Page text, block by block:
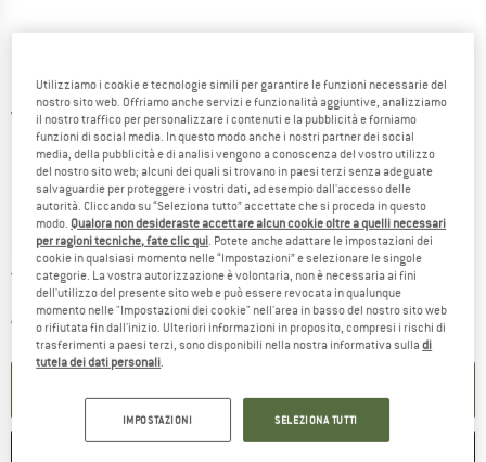
Viste dettagliate
Prezzo:
379,95€ incl. IVA
Nessuna spesa di spedizione(IT)Italia. Informazioni sui
Articolo purtroppo attualmente esauritoIl link si apre in una casella
Utilizziamo i cookie e tecnologie simili per garantire le funzioni necessarie del
nostro sito web. Offriamo anche servizi e funzionalità aggiuntive, analizziamo
il nostro traffico per personalizzare i contenuti e la pubblicità e forniamo
funzioni di social media. In questo modo anche i nostri partner dei social
media, della pubblicità e di analisi vengono a conoscenza del vostro utilizzo
del nostro sito web; alcuni dei quali si trovano in paesi terzi senza adeguate
salvaguardie per proteggere i vostri dati, ad esempio dall'accesso delle
autorità. Cliccando su “Seleziona tutto” accettate che si proceda in questo
modo. Qualora non desideraste accettare alcun cookie oltre a quelli necessari
per ragioni tecniche, fate clic qui . Potete anche adattare le impostazioni dei
cookie in qualsiasi momento nelle “Impostazioni” e selezionare le singole
categorie. La vostra autorizzazione è volontaria, non è necessaria ai fini
dell'utilizzo del presente sito web e può essere revocata in qualunque
momento nelle "Impostazioni dei cookie" nell'area in basso del nostro sito web
o rifiutata fin dall'inizio. Ulteriori informazioni in proposito, compresi i rischi di
trasferimenti a paesi terzi, sono disponibili nella nostra informativa sulladi
tutela dei dati personali
IMPOSTAZIONI SELEZIONA TUTTI